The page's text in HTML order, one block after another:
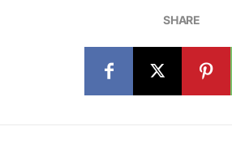
SHARE